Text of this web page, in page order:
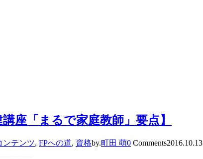
座「まるで家庭教師」要点】
ンテンツ, FPへの道, 資格by.町田 萌0 Comments2016.10.13